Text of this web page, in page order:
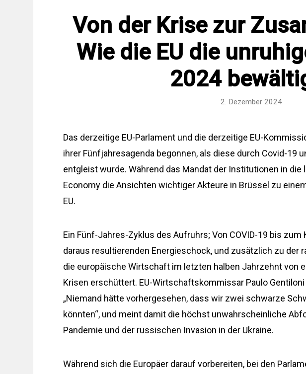
Von der Krise zur
Wie die EU die
2024
2. Dezember 2024
Das derzeitige EU-Parlament und die derzeitige EU-
ihrer Fünfjahresagenda begonnen, als diese durch Covid-19
entgleist wurde. Während das Mandat der Institutionen in die
Economy die Ansichten wichtiger Akteure in Brüssel zu
EU.
Ein Fünf-Jahres-Zyklus des Aufruhrs; Von COVID-19 bis zum
daraus resultierenden Energieschock, und zusätzlich zu der
die europäische Wirtschaft im letzten halben Jahrzehnt von
Krisen erschüttert. EU-Wirtschaftskommissar Paulo
„Niemand hätte vorhergesehen, dass wir zwei schwarze
könnten“, und meint damit die höchst unwahrscheinliche
Pandemie und der russischen Invasion in der Ukraine.
Während sich die Europäer darauf vorbereiten, bei den